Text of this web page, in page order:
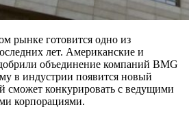
рынке готовится одно из
лет. Американские и
объединение компаний BMG
в индустрии появится новый
сможет конкурировать с ведущими
корпорациями.